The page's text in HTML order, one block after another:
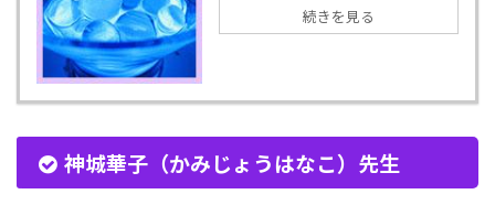
続きを見る
神城華子（かみじょうはなこ）先生